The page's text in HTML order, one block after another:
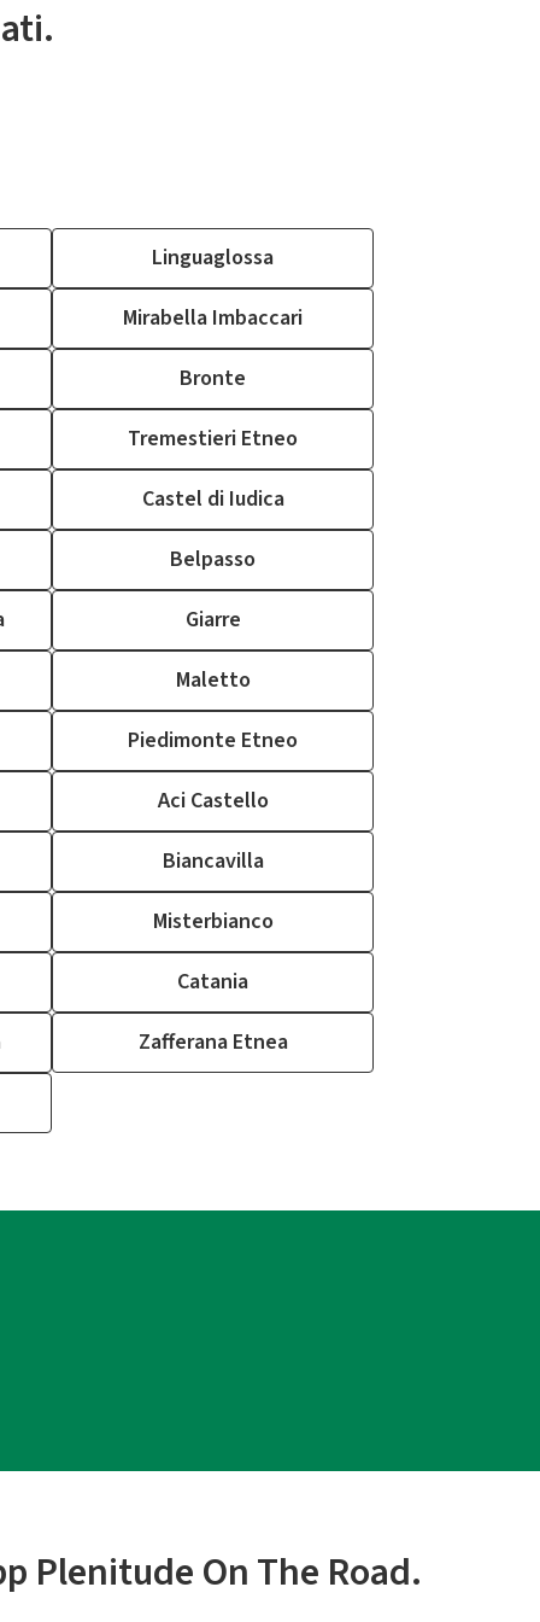
Linguaglossa
Mirabella Imbaccari
Bronte
Tremestieri Etneo
Castel di Iudica
Belpasso
Giarre
Maletto
Piedimonte Etneo
Aci Castello
Biancavilla
Misterbianco
Catania
Zafferana Etnea
Plenitude On The Road.